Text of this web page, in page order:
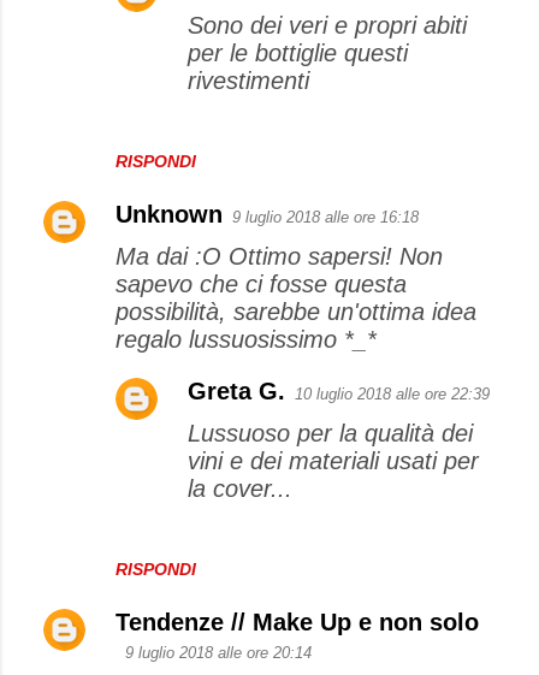
RISPONDI
Sono dei veri e propri abiti
per le bottiglie questi
rivestimenti
Unknown 9 luglio 2018 alle ore 16:18
Ma dai :O Ottimo sapersi! Non
sapevo che ci fosse questa
possibilità, sarebbe un'ottima idea
regalo lussuosissimo *_*
RISPONDI
Greta G. 10 luglio 2018 alle ore 22:39
Lussuoso per la qualità dei
vini e dei materiali usati per
la cover...
Tendenze // Make Up e non solo
9 luglio 2018 alle ore 20:14